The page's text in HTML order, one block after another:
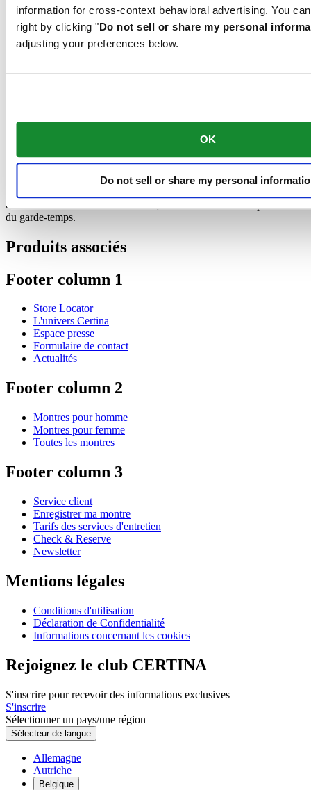
information for cross-context behavioral advertising. You
right by clicking "Do not sell or share my personal
adjusting your preferences below.
OK
Do not sell or share my personal
Spiral Nivachron™
Le mouvement mécanique de cette montre est équipé d'un spiral
Nivachron™. Ce matériau innovant a été développé pour accroître
la résistance aux champs magnétiques. Ce composant important
contribue durablement à la fiabilité, à la robustesse et à la précision
du garde-temps.
Spiral Nivachron™
Le mouvement mécanique de cette montre est équipé d'un spiral
Nivachron™. Ce matériau innovant a été développé pour accroître
la résistance aux champs magnétiques. Ce composant important
contribue durablement à la fiabilité, à la robustesse et à la précision
du garde-temps.
Produits associés
Footer column 1
Store Locator
L'univers Certina
Espace presse
Formulaire de contact
Actualités
Footer column 2
Montres pour homme
Montres pour femme
Toutes les montres
Footer column 3
Service client
Enregistrer ma montre
Tarifs des services d'entretien
Check & Reserve
Newsletter
Mentions légales
Conditions d'utilisation
Déclaration de Confidentialité
Informations concernant les cookies
Rejoignez le club CERTINA
S'inscrire pour recevoir des informations exclusives
S'inscrire
Sélectionner un pays/une région
Sélecteur de langue
Allemagne
Autriche
Belgique